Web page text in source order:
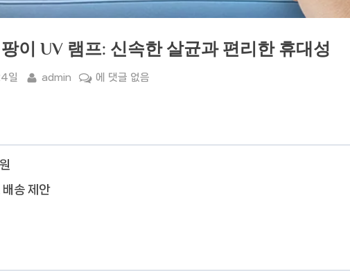
이 UV 램프: 신속한 살균과 편리한 휴대성
일 By
admin
LED
팡
에 댓글 없음
송 제안